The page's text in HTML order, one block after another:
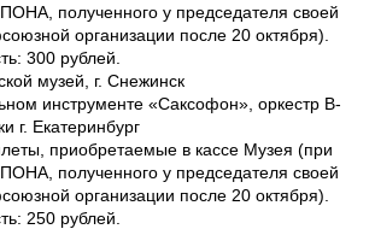
полученного у председателя своей
организации после 20 октября).
300 рублей.
музей, г. Снежинск
инструменте «Саксофон», оркестр B-
г. Екатеринбург
приобретаемые в кассе Музея (при
полученного у председателя своей
организации после 20 октября).
250 рублей.